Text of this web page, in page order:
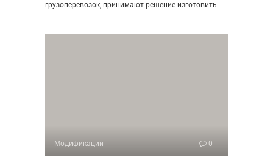
грузоперевозок, принимают решение изготовить
Модификации 0